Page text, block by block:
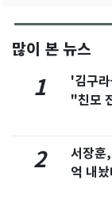
많이 본 뉴스
1
'김구
"친모
2
서장훈
억 내